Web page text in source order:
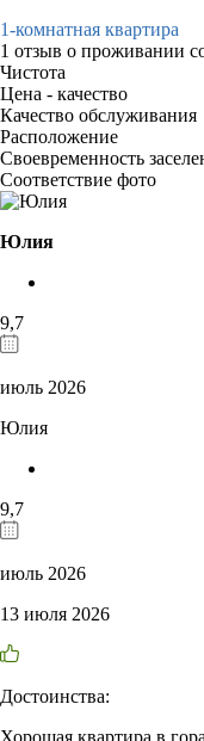
1-комнатная квартира
1 отзыв о проживании
Чистота
Цена - качество
Качество обслуживания
Расположение
Своевременность
Соответствие фото
Юлия
9,7
июль 2026
Юлия
9,7
июль 2026
13 июля 2026
Достоинства:
Хорошая квартира в